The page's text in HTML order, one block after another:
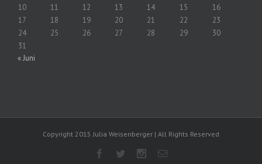
10
11 12 13 14 15
16
17
18 19 20 21 22
23
24
25 26 27 28 29
30
31
« Juni
Copyright 2015 Julia Weisenberger | All Rights Reserved